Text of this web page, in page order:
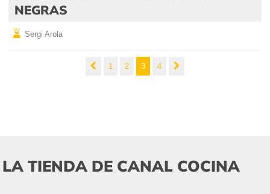
NEGRAS
Sergi Arola
1 2 3 4
LA TIENDA DE CANAL COCINA